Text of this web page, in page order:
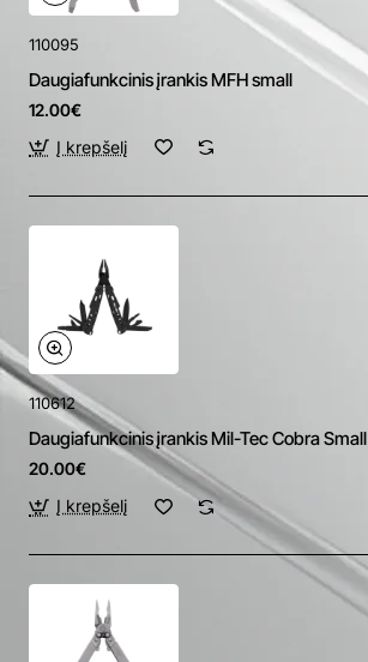
110095
Daugiafunkcinis įrankis MFH small
12.00€
Į krepšelį
110612
Daugiafunkcinis įrankis Mil-Tec Cobra Small
20.00€
Į krepšelį